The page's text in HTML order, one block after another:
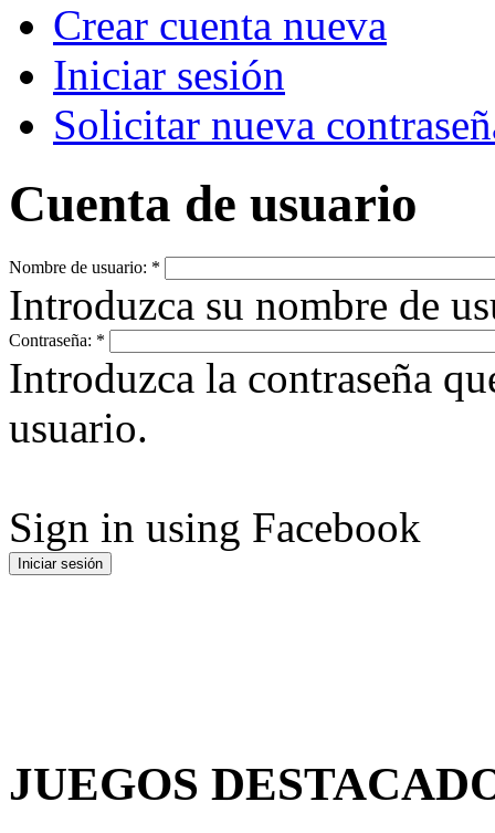
Crear cuenta nueva
Iniciar sesión
Solicitar nueva
Cuenta de usuario
Nombre de usuario: *
Introduzca su nombre de
Contraseña: *
Introduzca la contraseña
usuario.
Sign in using Facebook
JUEGOS